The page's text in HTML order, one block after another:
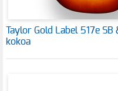
Taylor Gold Label 517e
kokoa